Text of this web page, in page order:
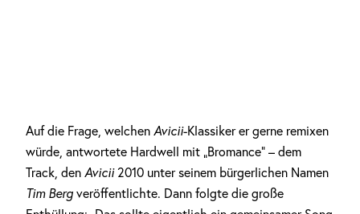
Auf die Frage, welchen Avicii-Klassiker er gerne remixen
würde, antwortete Hardwell mit „Bromance“ – dem
Track, den Avicii 2010 unter seinem bürgerlichen Namen
Tim Berg veröffentlichte. Dann folgte die große